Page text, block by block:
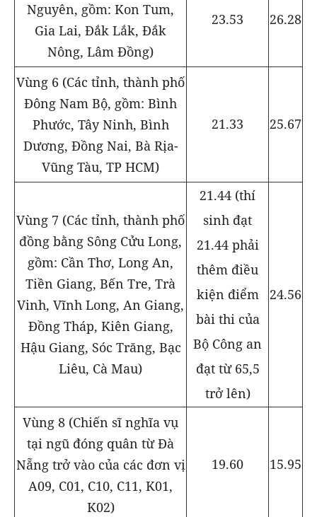
Nguyên, gồm: Kon Tum,
Gia Lai, Đắk Lắk, Đắk
Nông, Lâm Đồng)
23.53 26.28
Vùng 6 (Các tỉnh, thành phố
Đông Nam Bộ, gồm: Bình
Phước, Tây Ninh, Bình
Dương, Đồng Nai, Bà Rịa-
Vũng Tàu, TP HCM)
21.33 25.67
Vùng 7 (Các tỉnh, thành phố
đồng bằng Sông Cửu Long,
gồm: Cần Thơ, Long An,
Tiền Giang, Bến Tre, Trà
Vinh, Vĩnh Long, An Giang,
Đồng Tháp, Kiên Giang,
Hậu Giang, Sóc Trăng, Bạc
Liêu, Cà Mau)
21.44 (thí
sinh đạt
21.44 phải
thêm điều
kiện điểm
bài thi của
Bộ Công an
đạt từ 65,5
trở lên)
24.56
Vùng 8 (Chiến sĩ nghĩa vụ
tại ngũ đóng quân từ Đà
Nẵng trở vào của các đơn vị
A09, C01, C10, C11, K01,
K02)
19.60 15.95